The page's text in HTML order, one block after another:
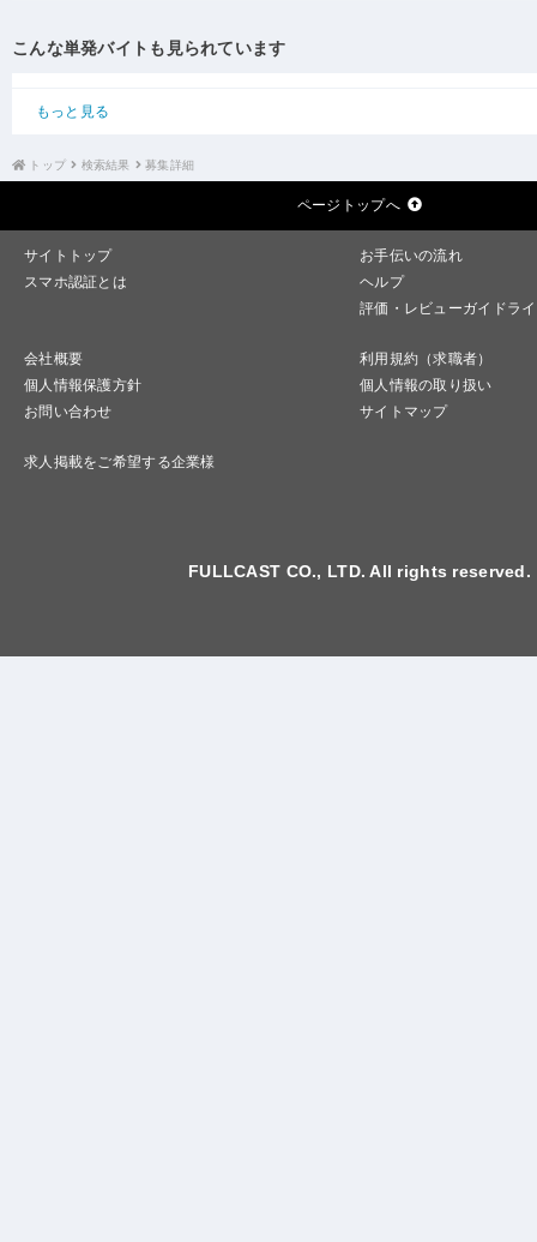
こんな単発バイトも見られています
もっと見る
トップ 検索結果 募集詳細
ページトップへ
サイトトップ
お手伝いの流れ
スマホ認証とは
ヘルプ
評価・レビューガイドラ
会社概要
利用規約（求職者）
個人情報保護方針
個人情報の取り扱い
お問い合わせ
サイトマップ
求人掲載をご希望する企業様
FULLCAST CO., LTD. All rights reserved.